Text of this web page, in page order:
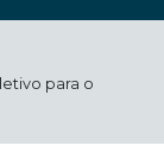
para o